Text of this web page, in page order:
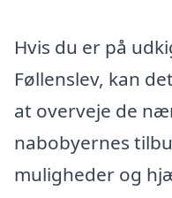
Hvis du er på
Føllenslev, kan
at overveje de
nabobyernes
muligheder og